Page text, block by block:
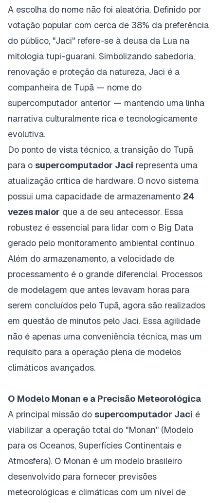
A escolha do nome não foi aleatória. Definido por
votação popular com cerca de 38% da preferência
do público, "Jaci" refere-se à deusa da Lua na
mitologia tupi-guarani. Simbolizando sabedoria,
renovação e proteção da natureza, Jaci é a
companheira de Tupã — nome do
supercomputador anterior — mantendo uma linha
narrativa culturalmente rica e tecnologicamente
evolutiva.
Do ponto de vista técnico, a transição do Tupã
para o supercomputador Jaci representa uma
atualização crítica de hardware. O novo sistema
possui uma capacidade de armazenamento 24
vezes maior que a de seu antecessor. Essa
robustez é essencial para lidar com o Big Data
gerado pelo monitoramento ambiental contínuo.
Além do armazenamento, a velocidade de
processamento é o grande diferencial. Processos
de modelagem que antes levavam horas para
serem concluídos pelo Tupã, agora são realizados
em questão de minutos pelo Jaci. Essa agilidade
não é apenas uma conveniência técnica, mas um
requisito para a operação plena de modelos
climáticos avançados.
O Modelo Monan e a Precisão Meteorológica
A principal missão do supercomputador Jaci é
viabilizar a operação total do "Monan" (Modelo
para os Oceanos, Superfícies Continentais e
Atmosfera). O Monan é um modelo brasileiro
desenvolvido para fornecer previsões
meteorológicas e climáticas com um nível de